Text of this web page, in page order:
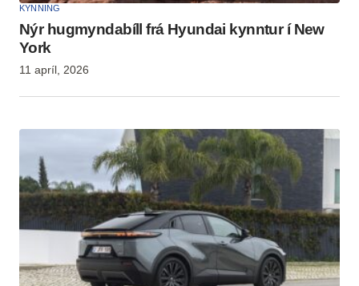
KYNNING
Nýr hugmyndabíll frá Hyundai kynntur í New
York
11 apríl, 2026